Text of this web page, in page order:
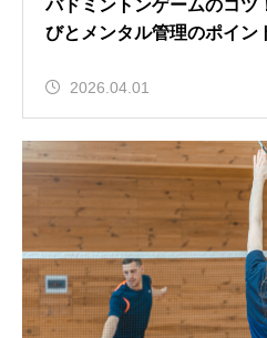
バドミントンゲームのコツ
びとメンタル管理のポイン
2026.04.01